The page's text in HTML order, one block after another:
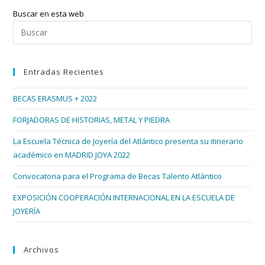
Buscar en esta web
Entradas Recientes
BECAS ERASMUS + 2022
FORJADORAS DE HISTORIAS, METAL Y PIEDRA
La Escuela Técnica de Joyería del Atlántico presenta su itinerario
académico en MADRID JOYA 2022
Convocatoria para el Programa de Becas Talento Atlántico
EXPOSICIÓN COOPERACIÓN INTERNACIONAL EN LA ESCUELA DE
JOYERÍA
Archivos